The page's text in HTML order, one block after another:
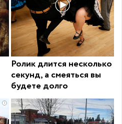
Ролик длится несколько
секунд, а смеяться вы
будете долго
i